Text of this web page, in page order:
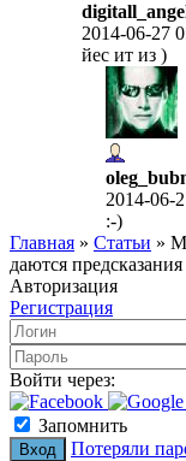
2014-06-27
йес ит из )
2014-06-
:-)
Главная » Статьи »
даются предсказания
Авторизация
Регистрация
Войти через:
Запомнить
Потеряли